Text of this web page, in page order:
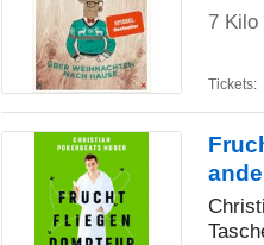
7
Tickets: